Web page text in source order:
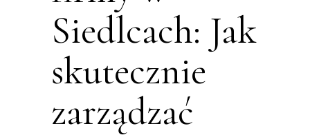
Siedlcach: Jak
skutecznie
zarządzać